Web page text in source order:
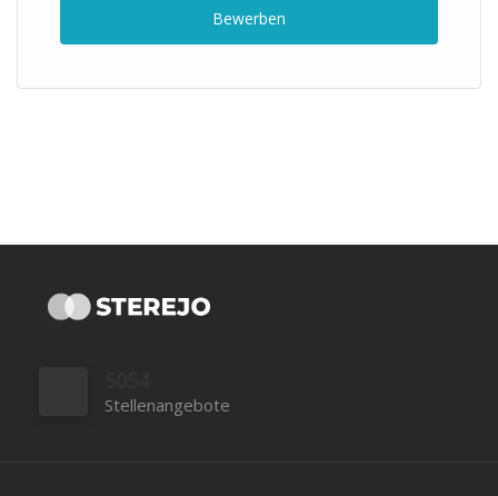
Bewerben
Stellenangebote